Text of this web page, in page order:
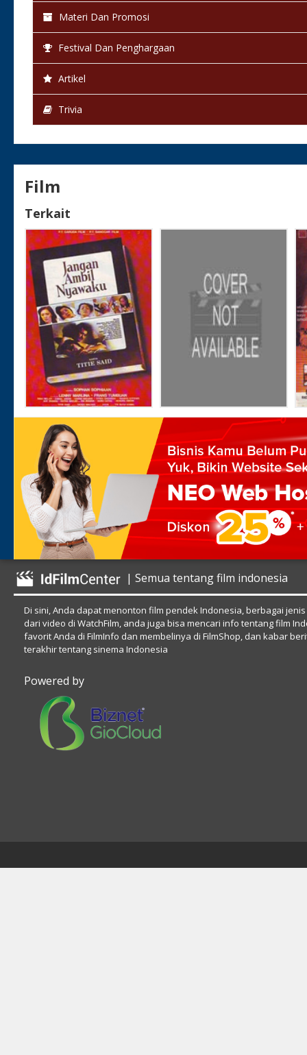
Materi Dan Promosi
Festival Dan Penghargaan
Artikel
Trivia
Film
Terkait
| Semua tentang film indonesia
Di sini, Anda dapat menonton film pendek Indonesia, berbagai
dari video di WatchFilm, anda juga bisa mencari info tentang film
favorit Anda di FilmInfo dan membelinya di FilmShop, dan kabar
terakhir tentang sinema Indonesia
Powered by